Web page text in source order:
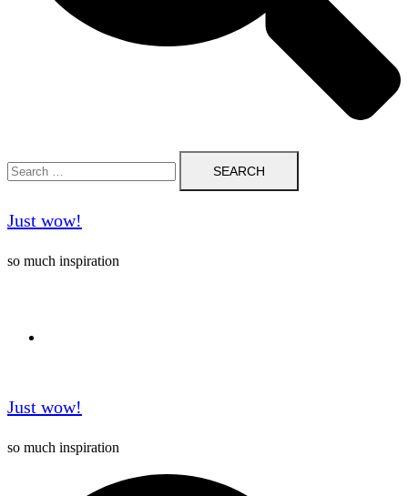
Search
for:
Just wow!
so much inspiration
Just wow!
so much inspiration